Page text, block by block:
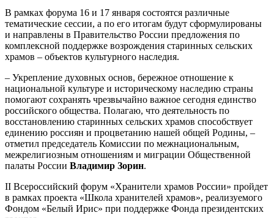
В рамках форума 16 и 17 января состоятся различные
тематические сессии, а по его итогам будут сформулированы
и направлены в Правительство России предложения по
комплексной поддержке возрождения старинных сельских
храмов – объектов культурного наследия.
– Укрепление духовных основ, бережное отношение к
национальной культуре и историческому наследию страны
помогают сохранять чрезвычайно важное сегодня единство
российского общества. Полагаю, что деятельность по
восстановлению старинных сельских храмов способствует
единению россиян и процветанию нашей общей Родины, –
отметил председатель Комиссии по межнациональным,
межрелигиозным отношениям и миграции Общественной
палаты России Владимир Зорин.
II Всероссийский форум «Хранители храмов России» пройдет
в рамках проекта «Школа хранителей храмов», реализуемого
Фондом «Белый Ирис» при поддержке Фонда президентских